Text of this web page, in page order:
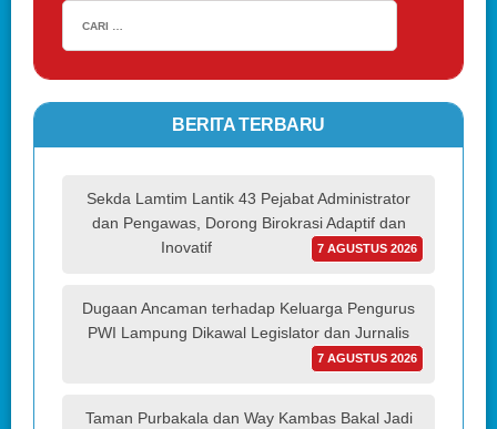
BERITA TERBARU
Sekda Lamtim Lantik 43 Pejabat Administrator
dan Pengawas, Dorong Birokrasi Adaptif dan
Inovatif
7 AGUSTUS 2026
Dugaan Ancaman terhadap Keluarga Pengurus
PWI Lampung Dikawal Legislator dan Jurnalis
7 AGUSTUS 2026
Taman Purbakala dan Way Kambas Bakal Jadi